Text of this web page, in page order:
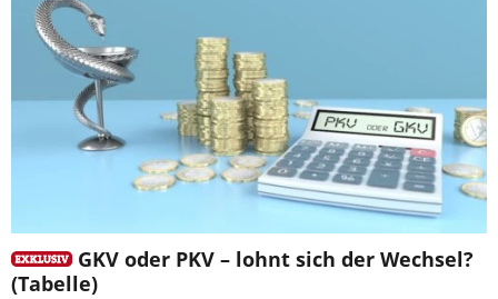
GKV oder PKV – lohnt sich der Wechsel?
(Tabelle)